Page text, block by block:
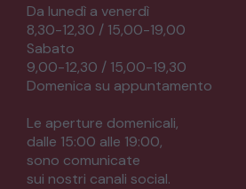
Da lunedì a venerdì
8,30-12,30 / 15,00-19,00
Sabato
9,00-12,30 / 15,00-19,30
Domenica su appuntamento
Le aperture domenicali,
dalle 15:00 alle 19:00,
sono comunicate
sui nostri canali social.